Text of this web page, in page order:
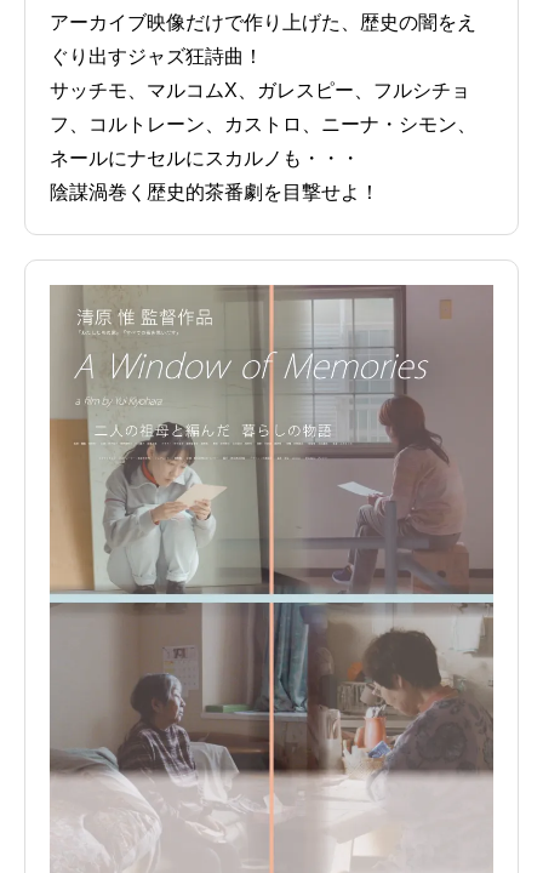
アーカイブ映像だけで作り上げた、歴史の闇をえ
ぐり出すジャズ狂詩曲！
サッチモ、マルコムX、ガレスピー、フルシチョ
フ、コルトレーン、カストロ、ニーナ・シモン、
ネールにナセルにスカルノも・・・
陰謀渦巻く歴史的茶番劇を目撃せよ！